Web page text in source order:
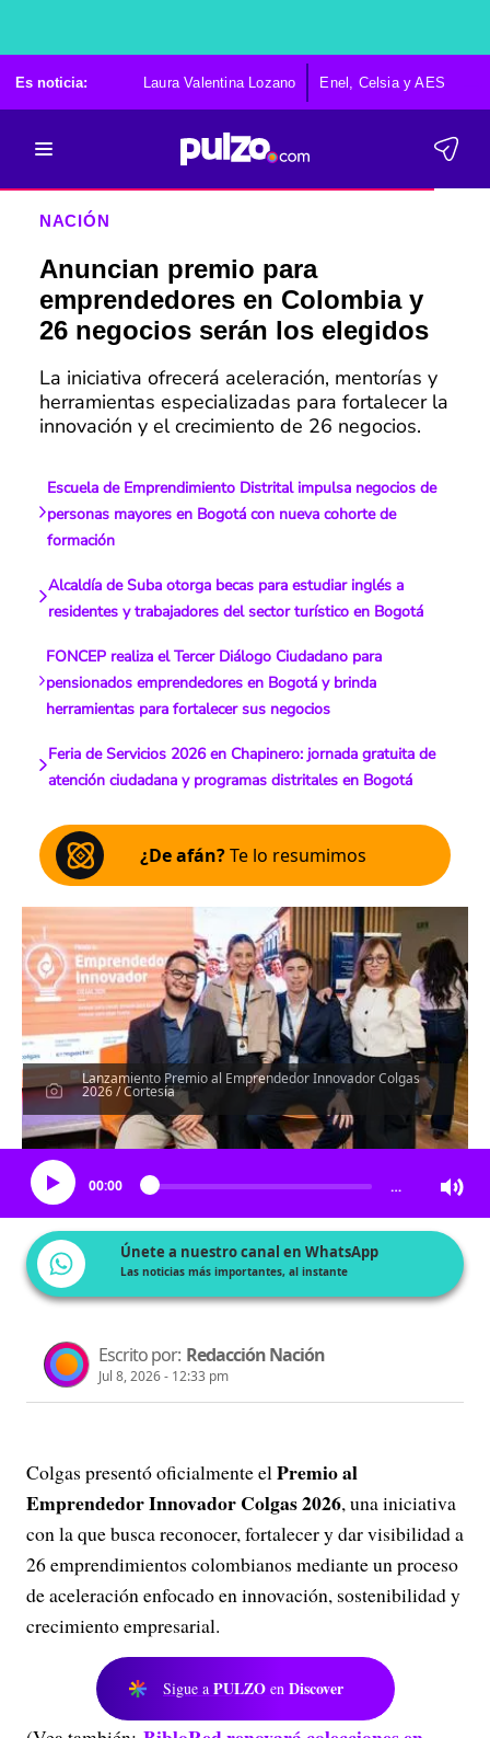
Es noticia: Laura Valentina Lozano Enel, Celsia y AES
NACIÓN
Anuncian premio para
emprendedores en Colombia y
26 negocios serán los elegidos
La iniciativa ofrecerá aceleración, mentorías y
herramientas especializadas para fortalecer la
innovación y el crecimiento de 26 negocios.
Escuela de Emprendimiento Distrital impulsa negocios de
personas mayores en Bogotá con nueva cohorte de
formación
Alcaldía de Suba otorga becas para estudiar inglés a
residentes y trabajadores del sector turístico en Bogotá
FONCEP realiza el Tercer Diálogo Ciudadano para
pensionados emprendedores en Bogotá y brinda
herramientas para fortalecer sus negocios
Feria de Servicios 2026 en Chapinero: jornada gratuita de
atención ciudadana y programas distritales en Bogotá
¿De afán?Te lo resumimos
Lanzamiento Premio al Emprendedor Innovador Colgas
2026 / Cortesía
Escucha el artículo
00:00 …
Únete a nuestro canal en WhatsApp
Las noticias más importantes, al instante
Escrito por: Redacción Nación
Jul 8, 2026 - 12:33 pm
Colgas presentó oficialmente elPremio al
Emprendedor Innovador Colgas 2026, una iniciativa
con la que busca reconocer, fortalecer y dar visibilidad a
26 emprendimientos colombianos mediante un proceso
de aceleración enfocado en innovación, sostenibilidad y
crecimiento empresarial.
Sigue a PULZO en Discover